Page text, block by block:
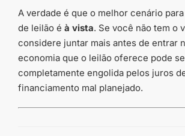
A verdade é que o melhor cenário
de leilão é à vista. Se você não tem o
considere juntar mais antes de entrar
economia que o leilão oferece pode
completamente engolida pelos juros
financiamento mal planejado.